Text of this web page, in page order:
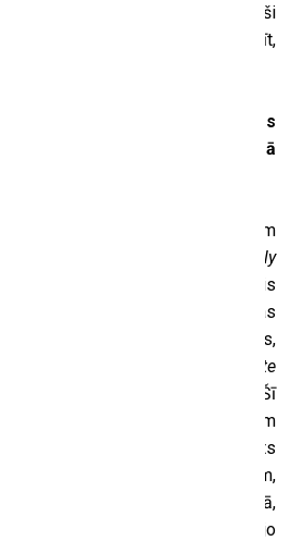
ko bija izvēlējušies/sarakstījuši
gribošie. Nevaru vien sagaidīt,
uzsākt
grāmatu “B un/vai izstādes
meklējumos”. Vai varētu īsumā
ieinteresētu mūsu lasītājus?
strādāju provincē (pirms lētajām
Contemporary Art Daily
loģiska secinājuma, ka vislētākais
kā organizēt starptautiskas
transformējamus tekstuālus,
izmantojot vien
copy and paste
“kūrēt” tekstus kā izstādes. Šī
kā arī sadarbības ar citiem
rezultāts. Kā pareizi teikts
no uzrakstītām izstādēm – tām,
un telpā, kādā jokā, kāda prātā,
, Šovē alā vai Roberto Bolaņjo